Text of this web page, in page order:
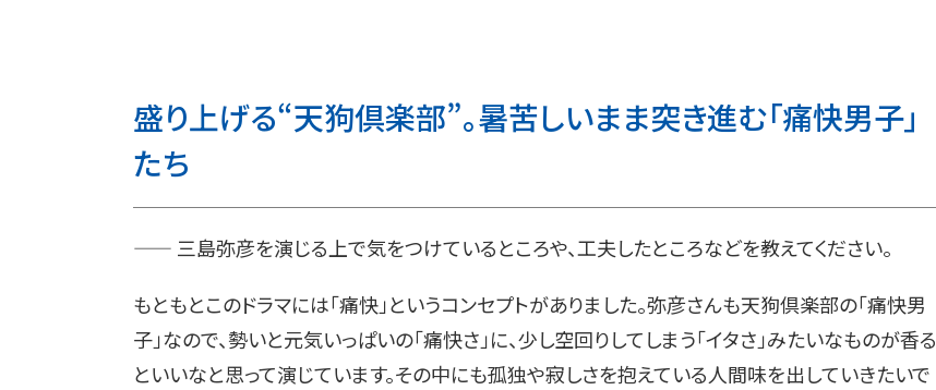
盛り上げる“天狗倶楽部”。暑苦しいまま突き進む「痛快男子」
たち
—— 三島弥彦を演じる上で気をつけているところや、工夫したところなどを教えてください。
もともとこのドラマには「痛快」というコンセプトがありました。弥彦さんも天狗倶楽部の「痛快男
子」なので、勢いと元気いっぱいの「痛快さ」に、少し空回りしてしまう「イタさ」みたいなものが香る
といいなと思って演じています。その中にも孤独や寂しさを抱えている人間味を出していきたいで